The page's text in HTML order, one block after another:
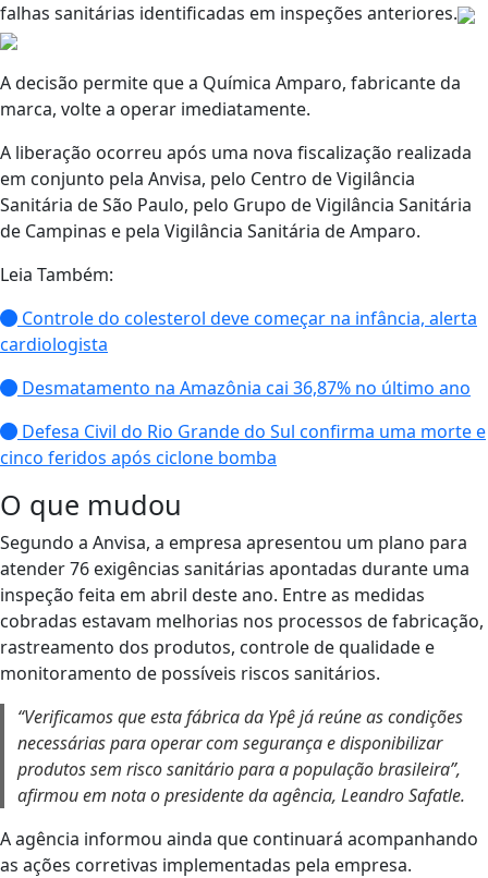
falhas sanitárias identificadas em inspeções anteriores.
A decisão permite que a Química Amparo, fabricante da
marca, volte a operar imediatamente.
A liberação ocorreu após uma nova fiscalização realizada
em conjunto pela Anvisa, pelo Centro de Vigilância
Sanitária de São Paulo, pelo Grupo de Vigilância Sanitária
de Campinas e pela Vigilância Sanitária de Amparo.
Leia Também:
Controle do colesterol deve começar na infância, alerta
cardiologista
Desmatamento na Amazônia cai 36,87% no último ano
Defesa Civil do Rio Grande do Sul confirma uma morte e
cinco feridos após ciclone bomba
O que mudou
Segundo a Anvisa, a empresa apresentou um plano para
atender 76 exigências sanitárias apontadas durante uma
inspeção feita em abril deste ano. Entre as medidas
cobradas estavam melhorias nos processos de fabricação,
rastreamento dos produtos, controle de qualidade e
monitoramento de possíveis riscos sanitários.
“Verificamos que esta fábrica da Ypê já reúne as condições
necessárias para operar com segurança e disponibilizar
produtos sem risco sanitário para a população brasileira”,
afirmou em nota o presidente da agência, Leandro Safatle.
A agência informou ainda que continuará acompanhando
as ações corretivas implementadas pela empresa.